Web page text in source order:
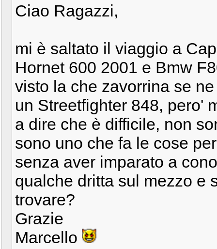
Ciao Ragazzi,
mi è saltato il viaggio a
Hornet 600 2001 e Bmw
visto la che zavorrina se
un Streetfighter 848, pero'
a dire che è difficile, non
sono uno che fa le cose
senza aver imparato a
qualche dritta sul mezzo e
trovare?
Grazie
Marcello